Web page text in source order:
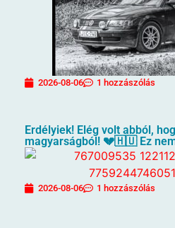
2026-08-06 1 hozzászólás
Erdélyiek! Elég volt abból,
magyarságból! 💔🇭🇺 Ez
2026-08-06 1 hozzászólás